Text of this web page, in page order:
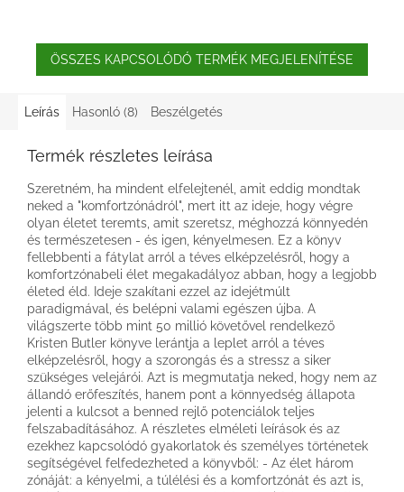
ÖSSZES KAPCSOLÓDÓ TERMÉK MEGJELENÍTÉSE
Leírás Hasonló (8) Beszélgetés
Termék részletes leírása
Szeretném, ha mindent elfelejtenél, amit eddig mondtak
neked a "komfortzónádról", mert itt az ideje, hogy végre
olyan életet teremts, amit szeretsz, méghozzá könnyedén
és természetesen - és igen, kényelmesen. Ez a könyv
fellebbenti a fátylat arról a téves elképzelésről, hogy a
komfortzónabeli élet megakadályoz abban, hogy a legjobb
életed éld. Ideje szakítani ezzel az idejétmúlt
paradigmával, és belépni valami egészen újba. A
világszerte több mint 50 millió követővel rendelkező
Kristen Butler könyve lerántja a leplet arról a téves
elképzelésről, hogy a szorongás és a stressz a siker
szükséges velejárói. Azt is megmutatja neked, hogy nem az
állandó erőfeszítés, hanem pont a könnyedség állapota
jelenti a kulcsot a benned rejlő potenciálok teljes
felszabadításához. A részletes elméleti leírások és az
ezekhez kapcsolódó gyakorlatok és személyes történetek
segítségével felfedezheted a könyvből: - Az élet három
zónáját: a kényelmi, a túlélési és a komfortzónát és azt is,